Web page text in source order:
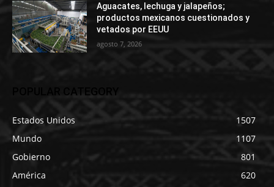
Aguacates, lechuga y jalapeños;
productos mexicanos cuestionados y
vetados por EEUU
agosto 7, 2026
POPULAR CATEGORY
Estados Unidos
1507
Mundo
1107
Gobierno
801
América
620